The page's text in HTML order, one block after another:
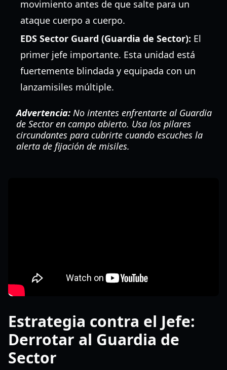
movimiento antes de que salte para un
ataque cuerpo a cuerpo.
EDS Sector Guard (Guardia de Sector): El
primer jefe importante. Esta unidad está
fuertemente blindada y equipada con un
lanzamisiles múltiple.
Advertencia: No intentes enfrentarte al Guardia
de Sector en campo abierto. Usa los pilares
circundantes para cubrirte cuando escuches la
alerta de fijación de misiles.
Estrategia contra el Jefe:
Derrotar al Guardia de
Sector